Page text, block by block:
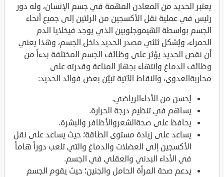
يعتبر الحديد من المعادن المهمة في جسم الإنسان، وله دور
رئيس في عملية نقل الأكسجين من الرئتين إلى جميع أنحاء
الجسم بواسطة الهيموجلوبين الذي يوجد فيخلايا الدم
الحمراء، ويُشكل ثلثي مصدر الحديد داخل الجسم، وهذا يعني
أن نقص الحديد يؤثر على وظائف الجسم المختلفة بدءاً من
وظائف الدماغ وانتهاء بجهاز المناعة وقدرته على
محاربةالعدوى، والنقاط الآتية تبيّن بعض فوائد الحديد:
يُحسن من الأداءالرياضي.
يساهم في تنظيم درجة الحرارة.
يحافظ على صحةالشعروالأظافر والبشرة.
يساعد على زيادة مستوى الطاقة؛ حيث يساعد على نقل
الأكسجين إلى العضلات والدماغ والتي تلعب دوراً هاماً
في الأداء البدني والعقلي في الجسم.
يدعم صحة المرأة الحامل والجنين؛ حيث يقوم الجسم